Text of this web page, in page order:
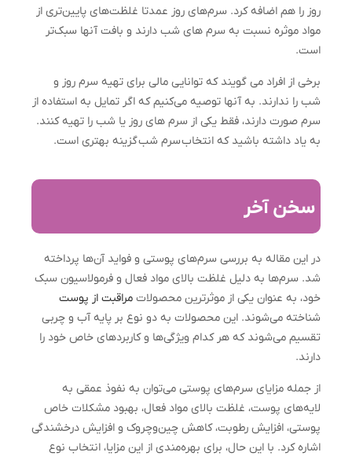
روز را هم اضافه کرد. سرم‌های روز عمدتا غلظت‌های پایین‌تری از
مواد موثره نسبت به سرم های شب دارند و بافت آنها سبک‌تر
است.
برخی از افراد می گویند که توانایی مالی برای تهیه سرم روز و
شب را ندارند. به آنها توصیه می‌کنیم که اگر تمایل به استفاده از
سرم صورت دارند، فقط یکی از سرم های روز یا شب را تهیه کنند.
به یاد داشته باشید که انتخاب سرم شب گزینه بهتری است.
سخن آخر
در این مقاله به بررسی سرم‌های پوستی و فواید آن‌ها پرداخته
شد. سرم‌ها به دلیل غلظت بالای مواد فعال و فرمولاسیون سبک
خود، به عنوان یکی از موثرترین محصولات مراقبت از پوست
شناخته می‌شوند. این محصولات به دو نوع بر پایه آب و چربی
تقسیم می‌شوند که هر کدام ویژگی‌ها و کاربردهای خاص خود را
دارند.
از جمله مزایای سرم‌های پوستی می‌توان به نفوذ عمقی به
لایه‌های پوست، غلظت بالای مواد فعال، بهبود مشکلات خاص
پوستی، افزایش رطوبت، کاهش چین‌وچروک و افزایش درخشندگی
اشاره کرد. با این حال، برای بهره‌مندی از این مزایا، انتخاب نوع